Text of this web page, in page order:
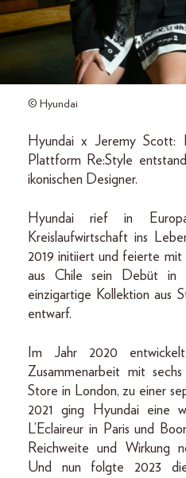
© Hyundai
Hyundai x Jeremy Scott:
Plattform Re:Style
ikonischen Designer.
Hyundai rief in
Kreislaufwirtschaft ins
2019 initiiert und feierte mit
aus Chile sein Debüt in
einzigartige Kollektion aus
entwarf.
Im Jahr 2020
Zusammenarbeit mit
Store in London, zu einer
2021 ging Hyundai eine
L’Eclaireur in Paris und
Reichweite und Wirkung
Und nun folgte 2023